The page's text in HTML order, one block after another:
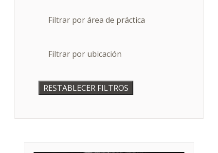
Filtrar por área de práctica
Filtrar por ubicación
RESTABLECER FILTROS